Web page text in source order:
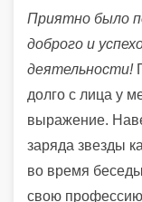
Приятно было
доброго и
деятельности!
долго с лица у
выражение.
заряда звезды
во время
свою